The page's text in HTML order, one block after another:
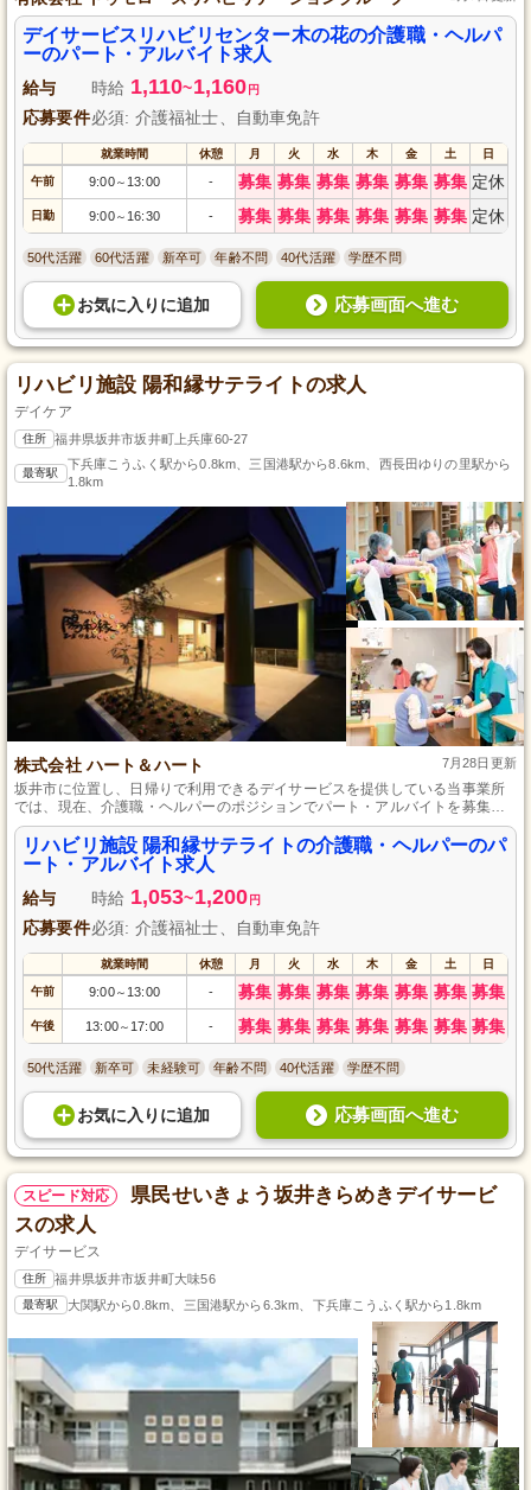
デイサービスリハビリセンター木の花の介護職・ヘルパ
ーのパート・アルバイト求人
給与 時給 1,110~1,160 円
応募要件必須: 介護福祉士、自動車免許
就業時間 休憩 月 火 水 木 金 土 日
午前 9:00～ 13:00 - 募集 募集 募集 募集 募集 募集 定休
日勤 9:00～ 16:30 - 募集 募集 募集 募集 募集 募集 定休
50代活躍 60代活躍 新卒可 年齢不問 40代活躍 学歴不問
お気に入り に追加 応募画面へ進む
リハビリ施設 陽和縁サテライトの求人
デイケア
住所 福井県坂井市坂井町上兵庫60-27
最寄駅
下兵庫こうふく駅から0.8km、三国港駅から8.6km、西長田ゆりの里駅から
1.8km
株式会社 ハート＆ハート 7月28日更新
坂井市に位置し、日帰りで利用できるデイサービスを提供している当事業所
では、現在、介護職・ヘルパーのポジションでパート・アルバイトを募集し
ております。経験の有無を問わず、日常生活の支援やレクリエーションの提
供など、やりがいのある仕事を通じて、ご利用者様の在宅生活を豊かにする
お手伝いをしつつ、正社員へのステップアップも目指せる環境です。家庭と
の両立や将来のキャリア形成を考える方には最適な職場となっております。
リハビリ施設 陽和縁サテライトの介護職・ヘルパーのパ
ート・アルバイト求人
給与 時給 1,053~1,200 円
応募要件必須: 介護福祉士、自動車免許
就業時間 休憩 月 火 水 木 金 土 日
午前 9:00～ 13:00 - 募集 募集 募集 募集 募集 募集 募集
午後 13:00～ 17:00 - 募集 募集 募集 募集 募集 募集 募集
50代活躍 新卒可 未経験可 年齢不問 40代活躍 学歴不問
お気に入り に追加 応募画面へ進む
スピード対応
県民せいきょう坂井きらめきデイサービ
スの求人
デイサービス
住所 福井県坂井市坂井町大味56
最寄駅 大関駅から0.8km、三国港駅から6.3km、下兵庫こうふく駅から1.8km